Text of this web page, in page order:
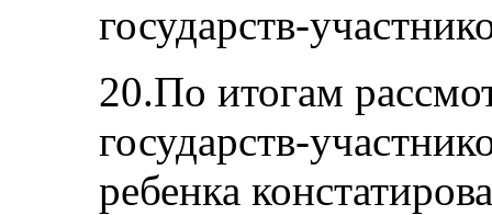
государств-
20.По итогам
государств-
ребенка